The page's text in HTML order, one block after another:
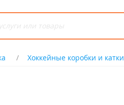
Хоккейные коробки и катки